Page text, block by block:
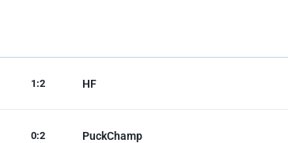
HF
1 :2
PuckChamp
0:2